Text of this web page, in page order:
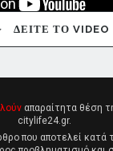
ΔΕΙΤΕ ΤΟ VIDEO
απαραίτητα θέση
citylife24.gr.
που αποτελεί κατά